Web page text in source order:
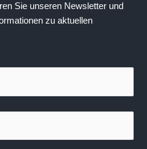
Sie unseren Newsletter und
zu aktuellen